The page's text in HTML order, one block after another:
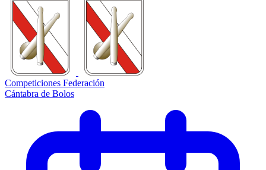
Competiciones Federación
Cántabra de Bolos